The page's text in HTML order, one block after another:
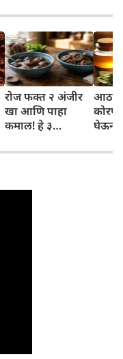
रोज फक्त २ अंजीर
खा आणि पाहा
कमाल! हे ३
तुम्हाला ठाऊक
घेऊन